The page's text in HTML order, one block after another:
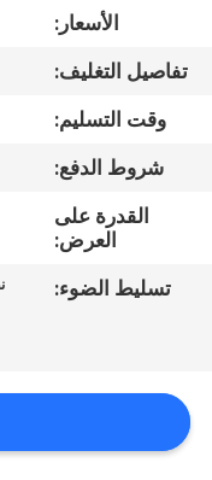
مراقبة
الجودة
اتصل
اطلب
عرض
الأسعار:
تفاصيل التغليف:
وقت التسليم:
شروط الدفع:
القدرة على
العرض:
تسليط الضوء: